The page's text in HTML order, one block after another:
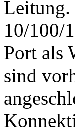
Leitung.
10/100/
Port als
sind